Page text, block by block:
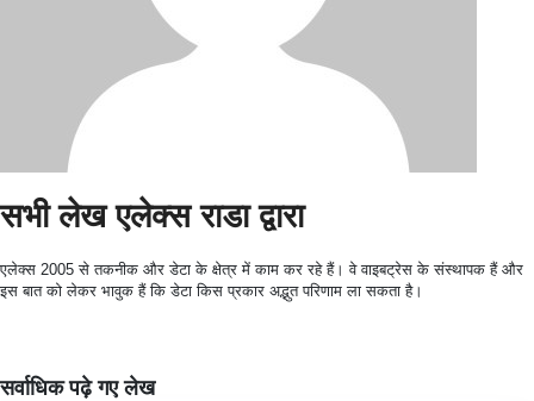
सभी लेख एलेक्स राडा द्वारा
एलेक्स 2005 से तकनीक और डेटा के क्षेत्र में काम कर रहे हैं। वे वाइबट्रेस के संस्थापक हैं और
इस बात को लेकर भावुक हैं कि डेटा किस प्रकार अद्भुत परिणाम ला सकता है।
सर्वाधिक पढ़े गए लेख